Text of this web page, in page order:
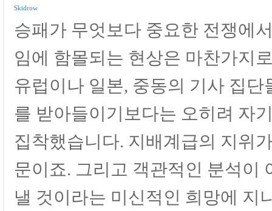
Skidrow
승패가 무엇보다 중요한 전쟁에
임에 함몰되는 현상은 마찬가지
유럽이나 일본, 중동의 기사 집
를 받아들이기보다는 오히려 자
집착했습니다. 지배계급의 지위
문이죠. 그리고 객관적인 분석이
낼 것이라는 미신적인 희망에 지